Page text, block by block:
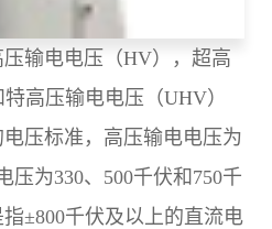
输电电压（HV），超高
高压输电电压（UHV）
压标准，高压输电电压为
压为330、500千伏和750千
±800千伏及以上的直流电